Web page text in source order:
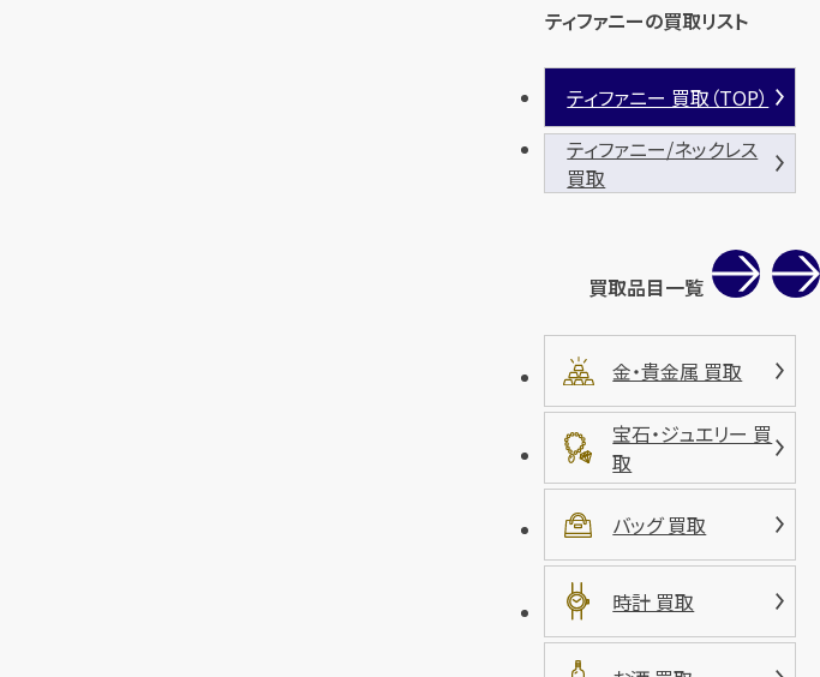
ティファニーの買取リスト
ティファニー 買取（TOP）
ティファニー/ネックレス
買取
買取品目一覧
金・貴金属 買取
宝石・ジュエリー 買
取
バッグ 買取
時計 買取